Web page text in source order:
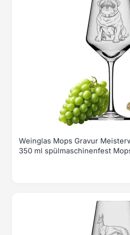
Weinglas Mops Gravur
350 ml spülmaschinenfest